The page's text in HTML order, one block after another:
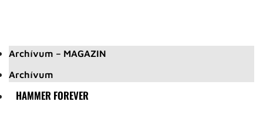
Archívum – MAGAZIN
Archívum
HAMMER FOREVER